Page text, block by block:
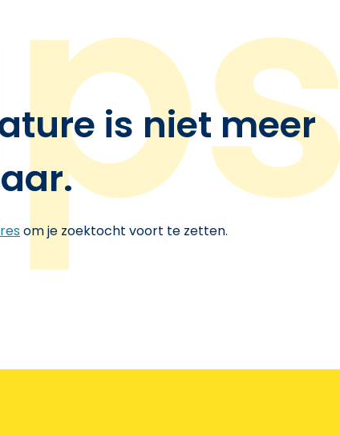
is niet meer
om je zoektocht voort te zetten.